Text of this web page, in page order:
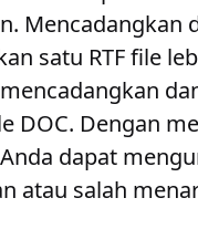
. Mencadangkan
satu RTF file
DOC. Dengan
dapat
atau salah